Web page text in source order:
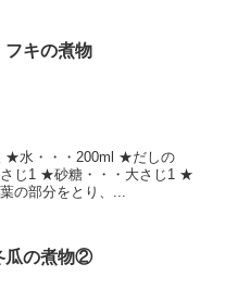
フキの煮物
★水・・・200ml ★だしの
じ1 ★砂糖・・・大さじ1 ★
の部分をとり、...
瓜の煮物②